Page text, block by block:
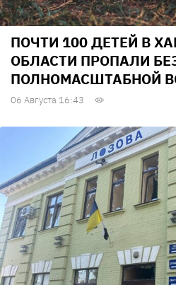
ПОЧТИ 100 ДЕТЕЙ В
ОБЛАСТИ ПРОПАЛИ
ПОЛНОМАСШТАБНОЙ
06 Августа 16:43